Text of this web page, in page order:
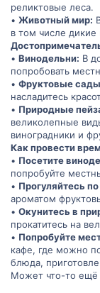
реликтовые леса.
• Животный мир:
в том числе
• Винодельни: В
попробовать
• Фруктовые
насладитесь
• Природные
великолепные
виноградники и
Как провести
• Посетите
попробуйте
• Прогуляйтесь
ароматом
• Окунитесь в
прокатитесь на
• Попробуйте
кафе, где можно
блюда,
Может что-то ещё